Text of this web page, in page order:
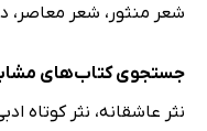
شعر منثور ، شعر معاصر ،
جستجوی کتاب‌های
نثر عاشقانه، نثر کوتاه